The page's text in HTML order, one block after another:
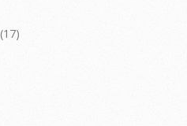
(17)